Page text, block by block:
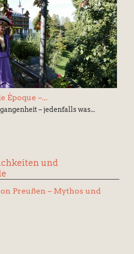
Époque –...
– jedenfalls was...
und